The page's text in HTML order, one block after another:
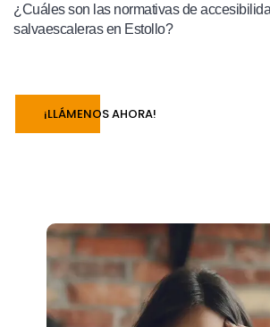
¿Cuáles son las normativas de
salvaescaleras en Estollo?
¡LLÁMENOS AHORA!